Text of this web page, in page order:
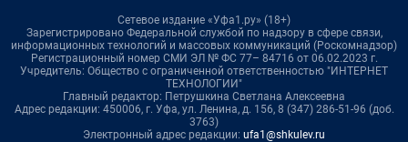
Сетевое издание «Уфа1.ру» (18+)
Зарегистрировано Федеральной службой по надзору в сфере связи,
информационных технологий и массовых коммуникаций (Роскомнадзор)
Регистрационный номер СМИ ЭЛ № ФС 77– 84716 от 06.02.2023 г.
Учредитель: Общество с ограниченной ответственностью "ИНТЕРНЕТ
ТЕХНОЛОГИИ"
Главный редактор: Петрушкина Светлана Алексеевна
Адрес редакции: 450006, г. Уфа, ул. Ленина, д. 156, 8 (347) 286-51-96 (доб.
3763)
Электронный адрес редакции: ufa1@shkulev.ru